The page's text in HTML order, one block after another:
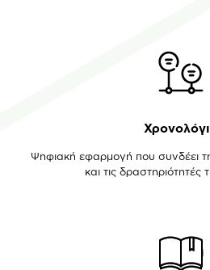
Ψηφιακή εφαρμογή που συνδέει
και τις δραστηριότητές